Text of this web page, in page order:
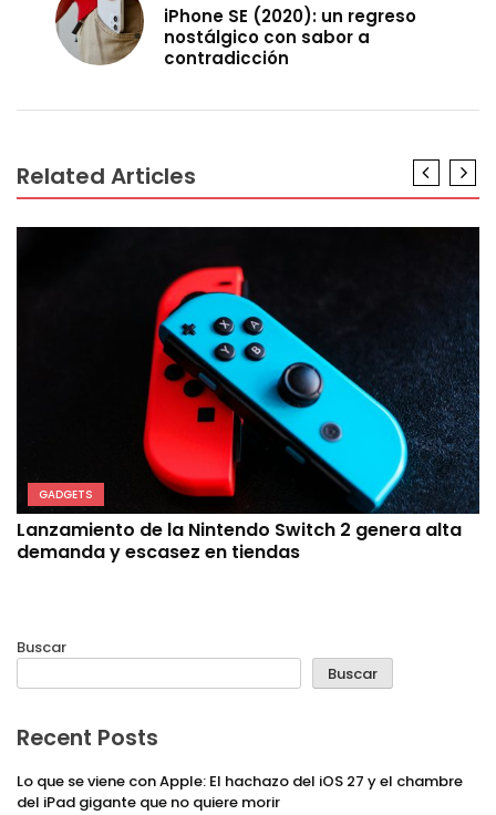
iPhone SE (2020): un regreso
nostálgico con sabor a
contradicción
Related Articles
GADGETS
Lanzamiento de la Nintendo Switch 2 genera alta
demanda y escasez en tiendas
Buscar
Buscar
Recent Posts
Lo que se viene con Apple: El hachazo del iOS 27 y el chambre
del iPad gigante que no quiere morir